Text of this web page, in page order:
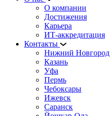
О компании
Достижения
Карьера
ИТ-аккредитация
Контакты
Нижний Новгород
Казань
Уфа
Пермь
Чебоксары
Ижевск
Саранск